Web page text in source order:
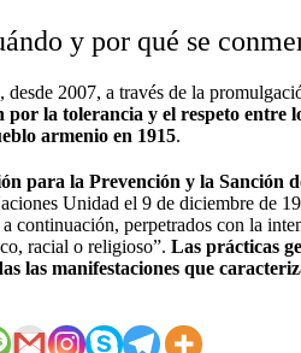
y por qué se
desde 2007, a través de la
por la tolerancia y el respeto entre
armenio en 1915.
para la Prevención y la Sanción
Unidad el 9 de diciembre de
continuación, perpetrados con la
racial o religioso”.Las prácticas
las manifestaciones que